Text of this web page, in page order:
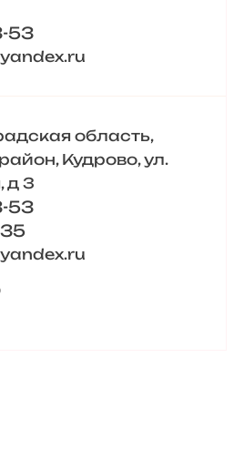
53
область,
Кудрово, ул.
д 3
53